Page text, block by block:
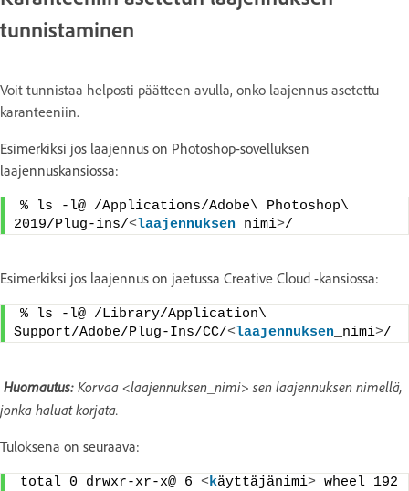
tunnistaminen
Voit tunnistaa helposti päätteen avulla, onko laajennus asetettu
karanteeniin.
Esimerkiksi jos laajennus on Photoshop-sovelluksen
laajennuskansiossa:
% ls -l@ /Applications/Adobe\ Photoshop\
2019/Plug-ins/<laajennuksen _nimi>/
Esimerkiksi jos laajennus on jaetussa Creative Cloud -kansiossa:
% ls -l@ /Library/Application\
Support/Adobe/Plug-Ins/CC/<laajennuksen _nimi>/
Huomautus: Korvaa <laajennuksen_nimi> sen laajennuksen nimellä,
jonka haluat korjata.
Tuloksena on seuraava:
total 0 drwxr-xr-x@ 6 <käyttäjänimi> wheel 192